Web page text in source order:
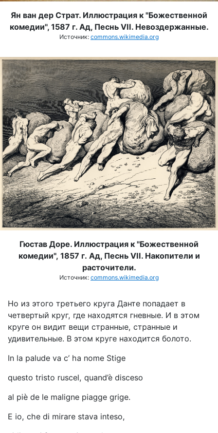
Ян ван дер Страт. Иллюстрация к "Божественной
комедии", 1587 г. Ад, Песнь VII. Невоздержанные.
Источник: commons.wikimedia.org
Гюстав Доре. Иллюстрация к "Божественной
комедии", 1857 г. Ад, Песнь VII. Накопители и
расточители.
Источник: commons.wikimedia.org
Но из этого третьего круга Данте попадает в
четвертый круг, где находятся гневные. И в этом
круге он видит вещи странные, странные и
удивительные. В этом круге находится болото.
In la palude va c’ ha nome Stige
questo tristo ruscel, quand’è disceso
al piè de le maligne piagge grige.
E io, che di mirare stava inteso,